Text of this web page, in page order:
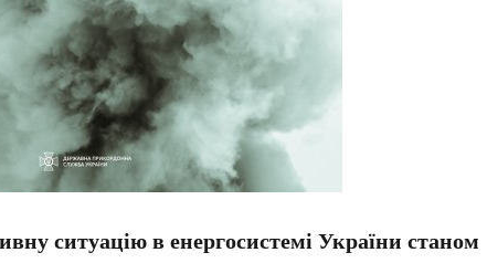
ситуацію в енергосистемі України станом